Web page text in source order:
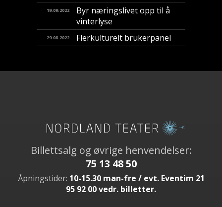
19.09.2022
Byr næringslivet opp til å
vinterlyse
29.08.2022 Flerkulturelt brukerpanel
Billettsalg og øvrige henvendelser:
75 13 48 50
Åpningstider: 10-15.30 man-fre / evt. Eventim 21
95 92 00 vedr. billetter.